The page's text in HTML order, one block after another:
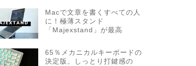
Macで文章を書くすべての人
に！極薄スタンド
「Majexstand」が最高
65％メカニカルキーボードの
決定版。しっとり打鍵感の